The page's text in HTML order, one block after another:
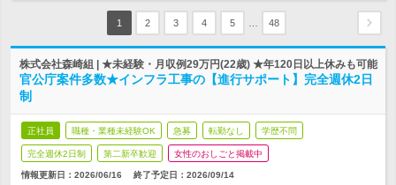
1 2 3 4 5 48
株式会社森崎組 | ★未経験・月収例29万円(22歳) ★年120日以上休みも可能
官公庁案件多数★インフラ工事の【進行サポート】完全週休2日
制
正社員 職種・業種未経験OK 急募 転勤なし 学歴不問
完全週休2日制 第二新卒歓迎 女性のおしごと掲載中
情報更新日：2026/06/16 終了予定日： 2026/09/14